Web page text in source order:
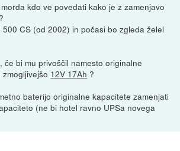
kdo ve povedati kako je z zamenjavo
500 CS (od 2002) in počasi bo zgleda želel
če bi mu privoščil namesto originalne
12V 17Ah ?
baterijo originalne kapacitete zamenjati
(ne bi hotel ravno UPSa novega